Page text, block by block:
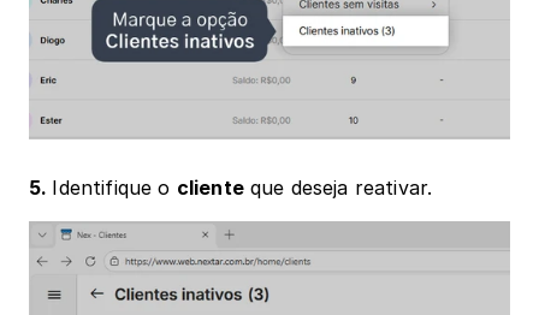
5. Identifique o cliente que deseja reativar.